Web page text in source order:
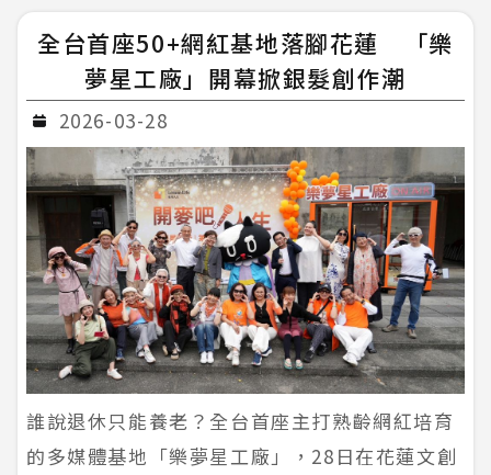
全台首座50+網紅基地落腳花蓮 「樂
夢星工廠」開幕掀銀髮創作潮
2026-03-28
誰說退休只能養老？全台首座主打熟齡網紅培育
的多媒體基地「樂夢星工廠」，28日在花蓮文創